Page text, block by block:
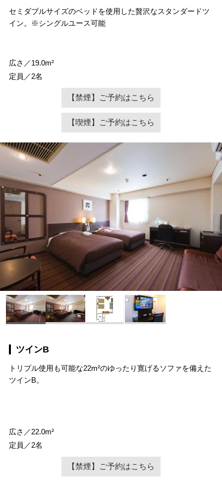
セミダブルサイズのベッドを使用した贅沢なスタンダードツ
イン。※シングルユース可能
広さ／19.0m²
定員／2名
【禁煙】ご予約はこちら
【喫煙】ご予約はこちら
ツインB
トリプル使用も可能な22m²のゆったり寛げるソファを備えた
ツインB。
広さ／22.0m²
定員／2名
【禁煙】ご予約はこちら